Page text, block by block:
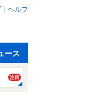
｜ ヘルプ
ース
注目